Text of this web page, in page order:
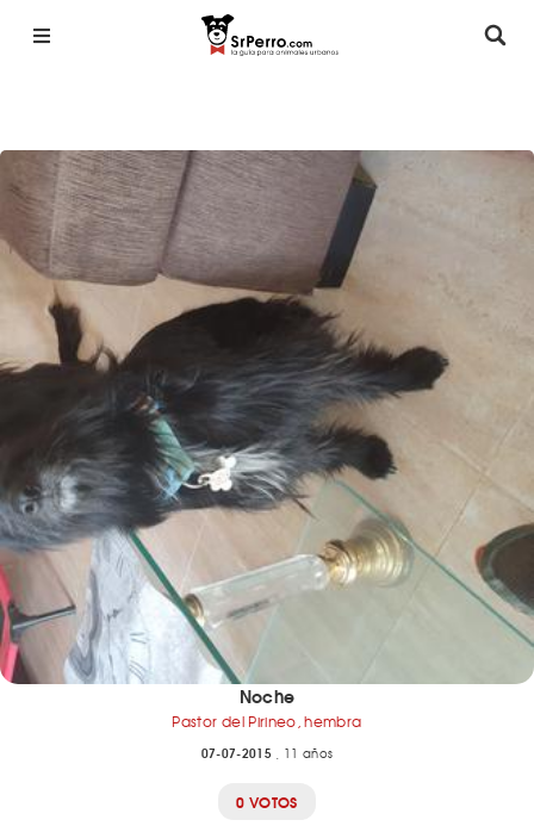
Noche
Pastor del Pirineo, hembra
07-07-2015 , 11 años
0 VOTOS